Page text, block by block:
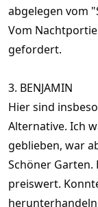
abgelegen vom
Vom
gefordert.
3. BENJAMIN
Hier sind
Alternative. Ich
geblieben, war
Schöner
preiswert.